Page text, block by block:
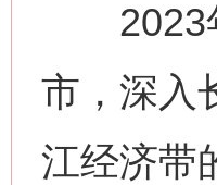
2023年
市，深入
江经济带